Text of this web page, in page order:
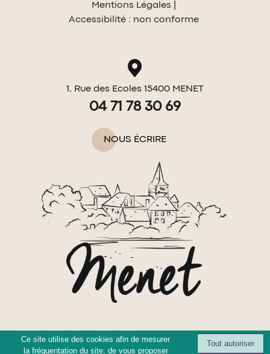
Mentions Légales
Accessibilité : non conforme
1, Rue des Ecoles 15400 MENET
04 71 78 30 69
NOUS ÉCRIRE
Ce site utilise des cookies afin de mesurer
la fréquentation du site, de vous proposer